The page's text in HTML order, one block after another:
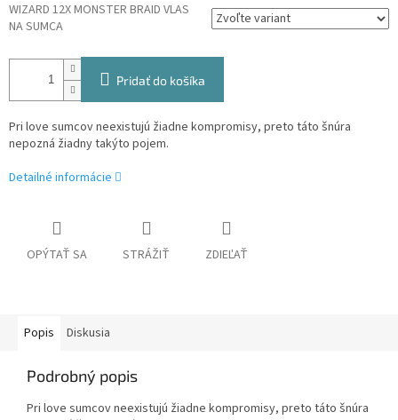
WIZARD 12X MONSTER BRAID VLAS
NA SUMCA
Pridať do košíka
Pri love sumcov neexistujú žiadne kompromisy, preto táto šnúra
nepozná žiadny takýto pojem.
Detailné informácie
OPÝTAŤ SA STRÁŽIŤ ZDIEĽAŤ
Popis Diskusia
Podrobný popis
Pri love sumcov neexistujú žiadne kompromisy, preto táto šnúra